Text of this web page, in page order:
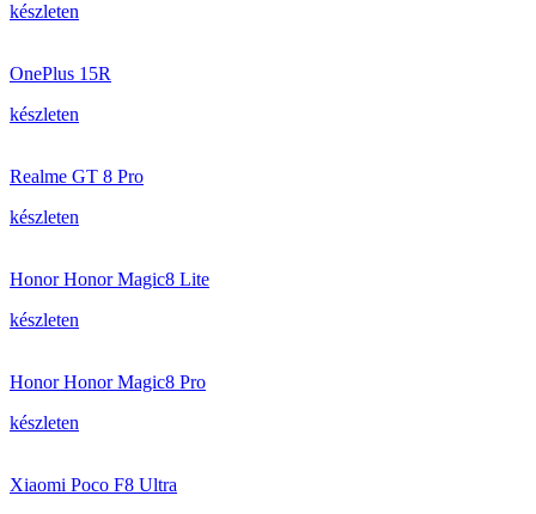
készleten
OnePlus 15R
készleten
Realme GT 8 Pro
készleten
Honor Honor Magic8 Lite
készleten
Honor Honor Magic8 Pro
készleten
Xiaomi Poco F8 Ultra